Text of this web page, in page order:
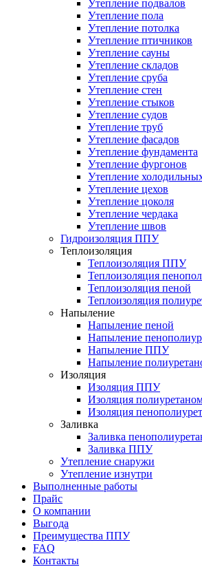
Утепление подвалов
Утепление пола
Утепление потолка
Утепление птичников
Утепление сауны
Утепление складов
Утепление сруба
Утепление стен
Утепление стыков
Утепление судов
Утепление труб
Утепление фасадов
Утепление фундамента
Утепление фургонов
Утепление
Утепление цехов
Утепление цоколя
Утепление чердака
Утепление швов
Гидроизоляция ППУ
Теплоизоляция
Теплоизоляция ППУ
Теплоизоляция
Теплоизоляция пеной
Теплоизоляция
Напыление
Напыление пеной
Напыление
Напыление ППУ
Напыление
Изоляция
Изоляция ППУ
Изоляция
Изоляция
Заливка
Заливка
Заливка ППУ
Утепление снаружи
Утепление изнутри
Выполненные работы
Прайс
О компании
Выгода
Преимущества ППУ
FAQ
Контакты